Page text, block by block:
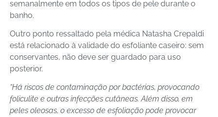
semanalmente em todos os tipos de pele durante o
banho.
Outro ponto ressaltado pela médica Natasha Crepaldi
está relacionado à validade do esfoliante caseiro: sem
conservantes, não deve ser guardado para uso
posterior.
“Há riscos de contaminação por bactérias, provocando
foliculite e outras infecções cutâneas. Além disso, em
peles oleosas, o excesso de esfoliação pode provocar